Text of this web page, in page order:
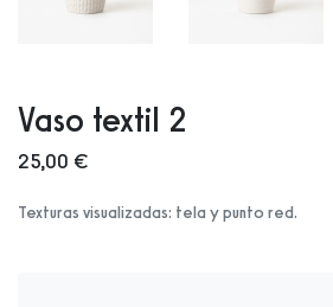
Vaso textil 2
25,00 €
Texturas visualizadas: tela y punto red.